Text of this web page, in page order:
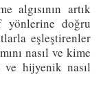
algısının artık
yönlerine doğru
eşleştirenler
nasıl ve kime
ve hijyenik nasıl